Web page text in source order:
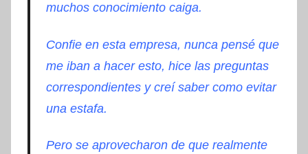
muchos conocimiento caiga.
Confie en esta empresa, nunca penséque
me iban a hacer esto, hice las preguntas
correspondientes y creísaber como evitar
una estafa.
Pero se aprovecharon de que realmente